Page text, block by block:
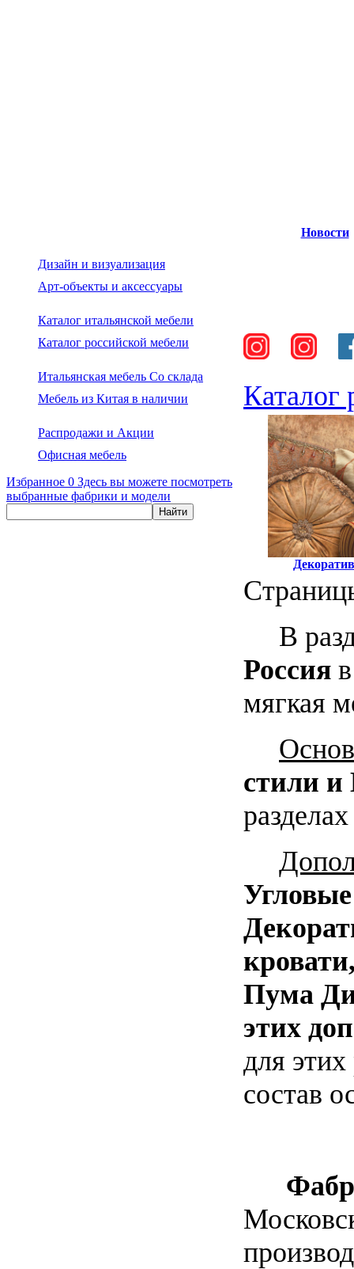
Дизайн и визуализация
Арт-объекты и аксессуары
Каталог итальянской мебели
Каталог российской мебели
Итальянская мебель Со склада
Мебель из Китая в наличии
Распродажи и Акции
Офисная мебель
Избранное 0 Здесь вы можете посмотреть
выбранные фабрики и модели
Новости
Каталог
В
Россия
мягкая
стили и
Пума
этих
для
состав